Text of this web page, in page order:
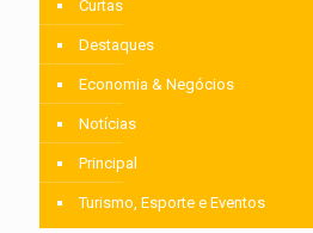
Curtas
Destaques
Economia & Negócios
Notícias
Principal
Turismo, Esporte e Eventos